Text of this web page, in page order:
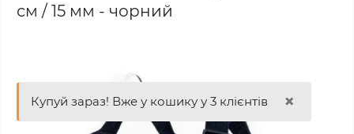
см / 15 мм - чорний
Купуй зараз! Вже у кошику у 3 клієнтів ×